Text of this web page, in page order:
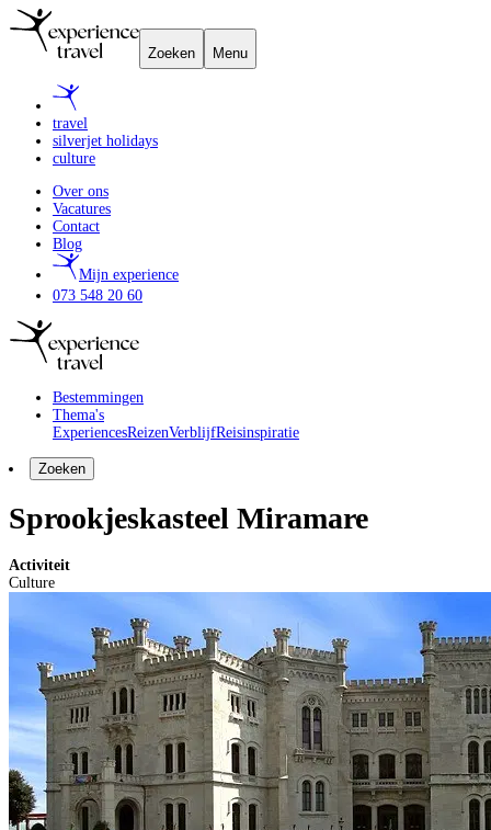
Zoeken Menu
travel
silverjet holidays
culture
Over ons
Vacatures
Contact
Blog
Mijn experience
073 548 20 60
Bestemmingen
Thema's
ExperiencesReizenVerblijfReisinspiratie
Zoeken
Sprookjeskasteel Miramare
Activiteit
Culture